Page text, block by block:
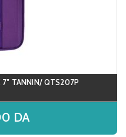
7″ TANNIN/ QTS207P
DA